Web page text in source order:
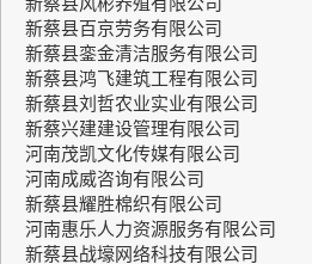
新蔡县百京劳务有限公司
新蔡县銮金清洁服务有限公司
新蔡县鸿飞建筑工程有限公司
新蔡县刘哲农业实业有限公司
新蔡兴建建设管理有限公司
河南茂凯文化传媒有限公司
河南成威咨询有限公司
新蔡县耀胜棉织有限公司
河南惠乐人力资源服务有限公司
新蔡县战壕网络科技有限公司